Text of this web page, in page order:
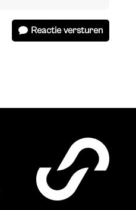
Reactie versturen